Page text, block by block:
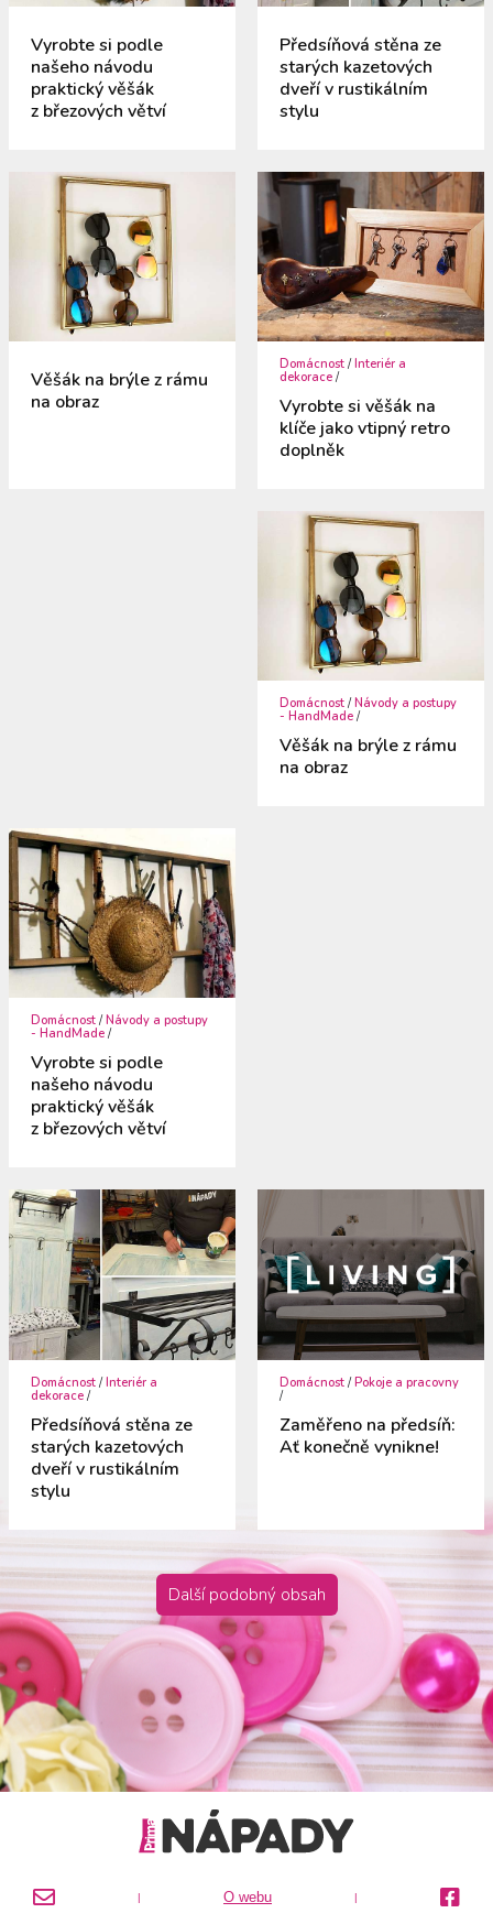
Vyrobte si podle
našeho návodu
praktický věšák
z březových větví
Předsíňová stěna ze
starých kazetových
dveří v rustikálním
stylu
Věšák na brýle z rámu
na obraz
Domácnost / Interiér a
dekorace /
Vyrobte si věšák na
klíče jako vtipný retro
doplněk
Domácnost /Návody a postupy
- HandMade /
Věšák na brýle z rámu
na obraz
Domácnost /Návody a postupy
- HandMade /
Vyrobte si podle
našeho návodu
praktický věšák
z březových větví
Domácnost /Interiér a
dekorace /
Předsíňová stěna ze
starých kazetových
dveří v rustikálním
stylu
Domácnost /Pokoje a pracovny
/
Zaměřeno na předsíň:
Ať konečně vynikne!
Další podobný obsah
| O webu |